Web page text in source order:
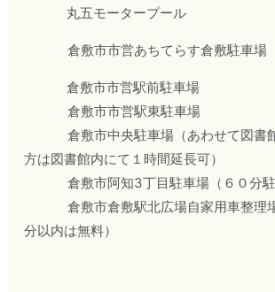
丸五モータープール
倉敷市市営あちてらす倉敷駐車場
倉敷市市営駅前駐車場
倉敷市市営駅東駐車場
倉敷市中央駐車場 （あわせて図書
方は図書館内にて１時間延長可）
倉敷市阿知3丁目駐車場 （６０分
倉敷市倉敷駅北広場自家用車整理
分以内は無料）